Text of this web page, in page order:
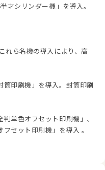
才シリンダー機」を導入。
れら名機の導入により、高
筒印刷機」を導入。封筒印刷
単色オフセット印刷機」、
セット印刷機」を導入 。